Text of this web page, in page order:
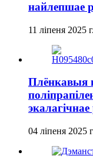
найлепшае
11 ліпеня 2025 г.
Плёнкавыя
04 ліпеня 2025